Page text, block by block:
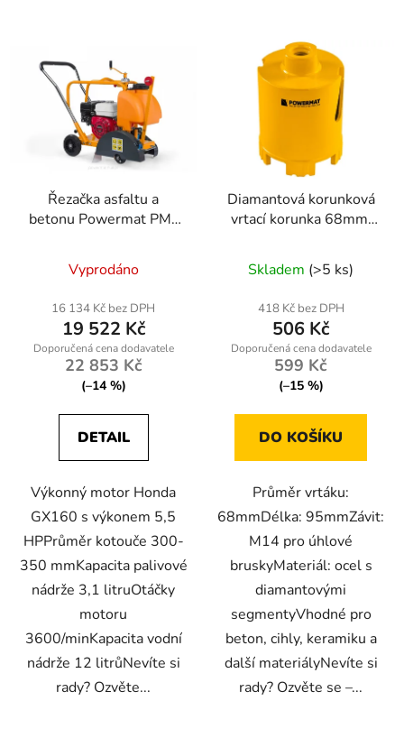
Řezačka asfaltu a
betonu Powermat PM-
GX160
Vyprodáno
16 134 Kč bez DPH
19 522 Kč
22 853 Kč
(–14 %)
DETAIL
Výkonný motor Honda
GX160 s výkonem 5,5
HPPrůměr kotouče 300-
350 mmKapacita palivové
nádrže 3,1 litruOtáčky
motoru
3600/minKapacita vodní
nádrže 12 litrůNevíte si
rady? Ozvěte...
Diamantová korunková
vrtací korunka 68mm,
Skladem (>5 ks)
418 Kč bez DPH
506 Kč
599 Kč
(–15 %)
DO KOŠÍKU
Průměr vrtáku:
68mmDélka: 95mmZávit:
M14 pro úhlové
bruskyMateriál: ocel s
diamantovými
segmentyVhodné pro
beton, cihly, keramiku a
další materiályNevíte si
rady? Ozvěte se –...